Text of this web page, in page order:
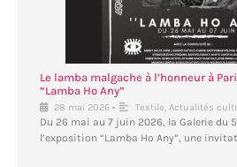
Le lamba malgache à l’honneur à
“Lamba Ho Any”
28 mai 2026 • Textile, Actualités
Du 26 mai au 7 juin 2026, la Galerie du
l’exposition “Lamba Ho Any”, une